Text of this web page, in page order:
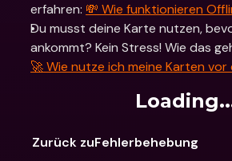
erfahren: 💸 Wie funktionieren
Du musst deine Karte nutzen,
🚀 Wie nutze ich meine Karten vor
Zurück zuFehlerbehebung